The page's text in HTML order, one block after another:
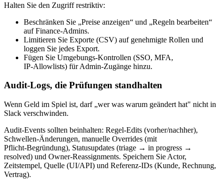
Halten Sie den Zugriff restriktiv:
Beschränken Sie „Preise anzeigen“ und „Regeln bearbeiten“
auf Finance‑Admins.
Limitieren Sie Exporte (CSV) auf genehmigte Rollen und
loggen Sie jedes Export.
Fügen Sie Umgebungs‑Kontrollen (SSO, MFA,
IP‑Allowlists) für Admin‑Zugänge hinzu.
Audit‑Logs, die Prüfungen standhalten
Wenn Geld im Spiel ist, darf „wer was warum geändert hat" nicht in
Slack verschwinden.
Audit‑Events sollten beinhalten: Regel‑Edits (vorher/nachher),
Schwellen‑Änderungen, manuelle Overrides (mit
Pflicht‑Begründung), Statusupdates (triage → in progress →
resolved) und Owner‑Reassignments. Speichern Sie Actor,
Zeitstempel, Quelle (UI/API) und Referenz‑IDs (Kunde, Rechnung,
Vertrag).